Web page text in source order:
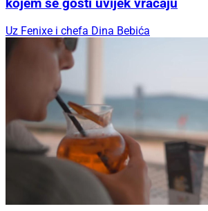
kojem se gosti uvijek vraćaju
Uz Fenixe i chefa Dina Bebića